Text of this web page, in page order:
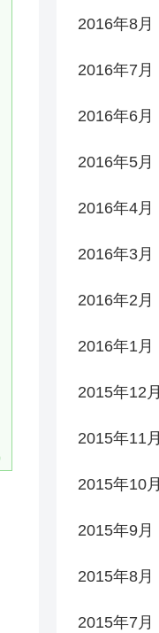
2016年8月
2016年7月
2016年6月
2016年5月
2016年4月
2016年3月
2016年2月
2016年1月
2015年12月
2015年11月
2015年10月
2015年9月
2015年8月
2015年7月